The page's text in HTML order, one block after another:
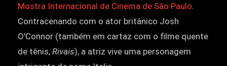
Mostra Internacional de Cinema de São Paulo.
Contracenando com o ator britânico Josh
O'Connor (também em cartaz com o filme quente
de tênis, Rivais), a atriz vive uma personagem